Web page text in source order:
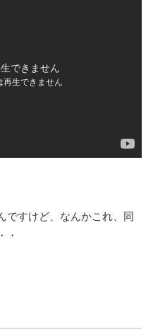
ですけど、なんかこれ、同
・